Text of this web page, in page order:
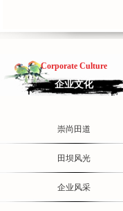
Corporate Culture
企业文化
崇尚田道
田坝风光
企业风采